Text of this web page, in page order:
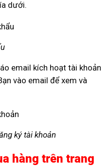
dưới.
email kích hoạt tài khoản
vào email để xem và
ký tài khoản
hàng trên trang